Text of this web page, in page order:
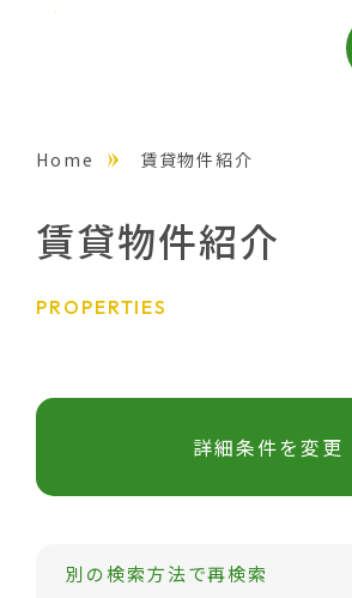
Home 賃貸物件紹介
賃貸物件紹介
PROPERTIES
詳細条件を変更
別の検索方法で再検索